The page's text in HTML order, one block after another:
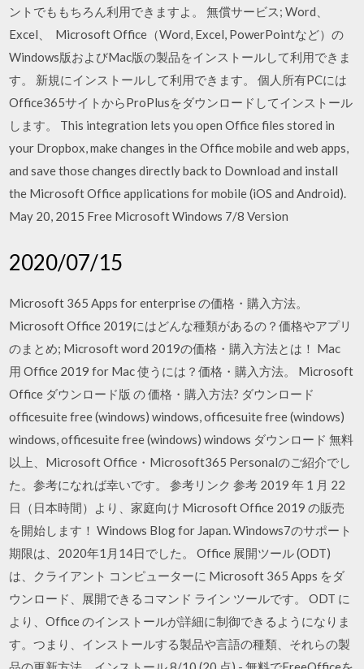
ントでももちろん利用できますよ。 無償サービス; Word、
Excel、 Microsoft Office（Word, Excel, PowerPointなど）の
Windows版およびMac版の製品をインストールして利用できま
す。 新規にインストールして利用できます。 個人所有PCには
Office365サイトからProPlusをダウンロードしてインストール
します。 This integration lets you open Office files stored in
your Dropbox, make changes in the Office mobile and web apps,
and save those changes directly back to Download and install
the Microsoft Office applications for mobile (iOS and Android).
May 20, 2015 Free Microsoft Windows 7/8 Version
2020/07/15
Microsoft 365 Apps for enterprise の価格・購入方法。
Microsoft Office 2019にはどんな種類があるの？価格やアプリ
のまとめ; Microsoft word 2019の価格・購入方法とは！ Mac
用 Office 2019 for Mac 使うには？価格・購入方法。 Microsoft
Office ダウンロード版 の 価格・購入方法? ダウンロード
officesuite free (windows) windows, officesuite free (windows)
windows, officesuite free (windows) windows ダウンロード 無料
以上、Microsoft Office・Microsoft365 Personalのご紹介でし
た。参考になれば幸いです。 参考リンク 参考 2019 年 1 月 22
日（日本時間）より、家庭向け Microsoft Office 2019 の販売
を開始します！ Windows Blog for Japan. Windows7のサポート
期限は、2020年1月14日でした。 Office 展開ツール (ODT)
は、クライアント コンピューターに Microsoft 365 Apps をダ
ウンロード、展開できるコマンド ライン ツールです。 ODT に
より、Office のインストールが詳細に制御できるようになりま
す。つまり、インストールする製品や言語の種類、それらの製